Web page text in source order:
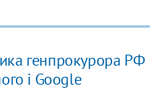
генпрокурора РФ
і Google